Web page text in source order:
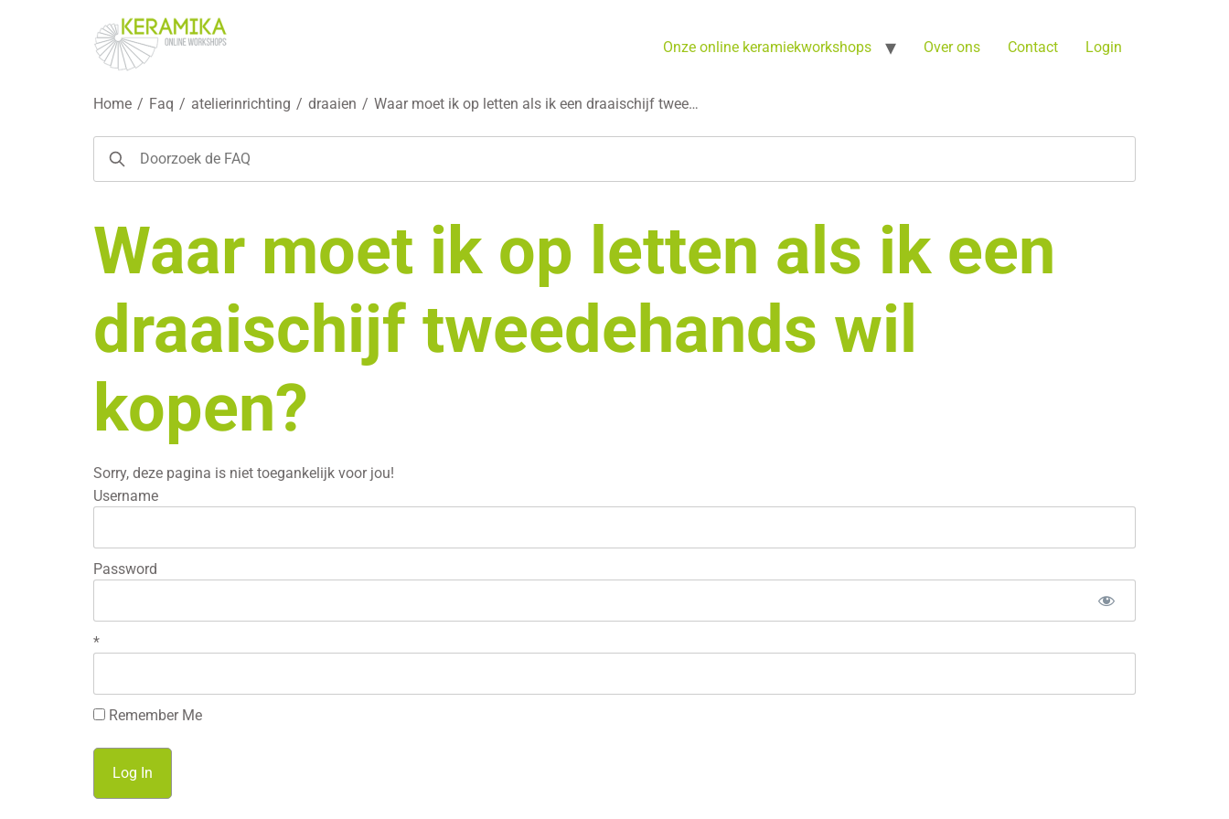
Onze online keramiekworkshops Over ons Contact Login
Home / Faq / atelierinrichting / draaien / Waar moet ik op letten als ik een draaischijf twee…
Waar moet ik op letten als ik een
draaischijf tweedehands wil
kopen?
Sorry, deze pagina is niet toegankelijk voor jou!
Username
Password
*
Remember Me